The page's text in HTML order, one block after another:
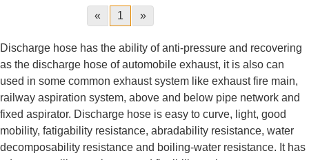
« 1 »
Discharge hose has the ability of anti-pressure and recovering
as the discharge hose of automobile exhaust, it is also can
used in some common exhaust system like exhaust fire main,
railway aspiration system, above and below pipe network and
fixed aspirator. Discharge hose is easy to curve, light, good
mobility, fatigability resistance, abradability resistance, water
decomposability resistance and boiling-water resistance. It has